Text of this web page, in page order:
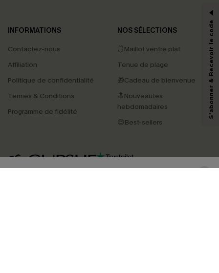
INFORMATIONS
Contactez-nous
Affiliation
Politique de confidentialité
Termes & Conditions
Programme de fidélité
NOS SÉLECTIONS
🩱Maillot ventre plat
Tenue de plage
🎁Cadeau de bienvenue
🔝Nouveautés
hebdomadaires
😍Best-sellers
4.3
marketing (y compris du contenu généré par l'IA) de Cupshe et
pouvons utiliser les données collectées sur notre site ainsi que des
savoir si ceux-ci ont été ouverts, de mesurer votre engagement, de
personnaliser nos contenus et nos offres, et de vous recommander des
produits susceptibles de vous intéresser, conformément à notre
Politique de
. Vous pouvez vous désabonner à tout moment.
S'abonner & Recevoir le code